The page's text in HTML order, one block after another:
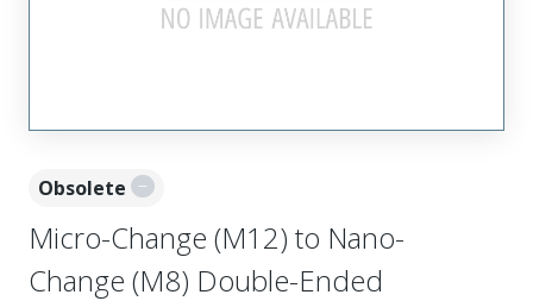
Obsolete
Micro-Change (M12) to Nano-
Change (M8) Double-Ended